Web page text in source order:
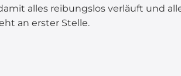
alles reibungslos verläuft und
an erster Stelle.